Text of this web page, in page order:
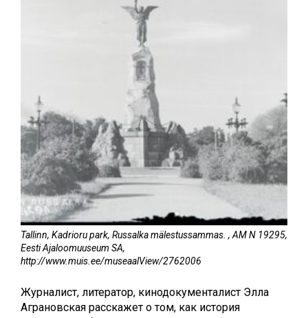
Tallinn, Kadrioru park, Russalka mälestussammas. , AM N 19295,
Eesti Ajaloomuuseum SA,
http://www.muis.ee/museaalView/2762006
Журналист, литератор, кинодокументалист Элла
Аграновская расскажет о том, как история